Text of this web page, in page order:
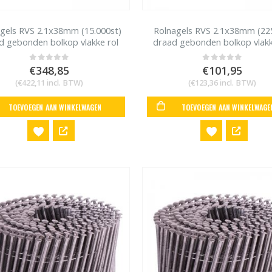
RVS 2.1x38mm (15.000st)
gebonden bolkop vlakke rol
0out of 5
€348,85
(€422,11 incl. BTW)
TOEVOEGEN AAN WINKELWAGEN
Rolnagels RVS 2.1x38mm
draad gebonden bolkop
0out of 5
€101,95
(€123,36 incl. BTW)
TOEVOEGEN AAN